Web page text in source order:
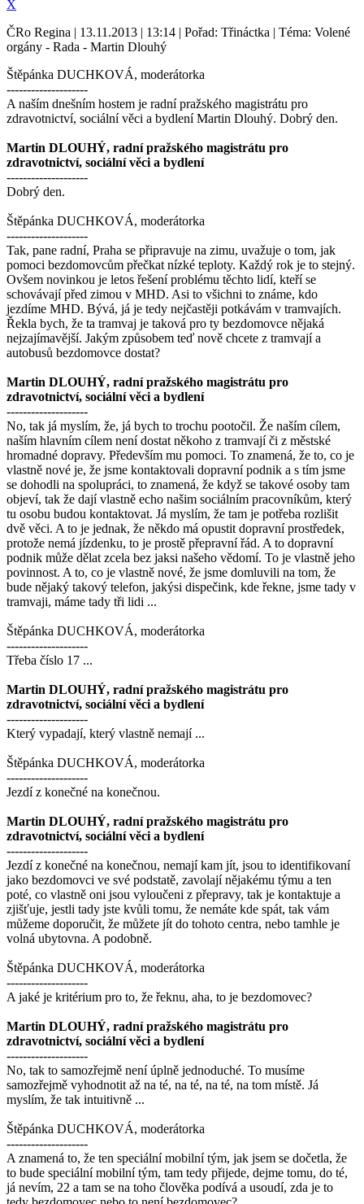
X
ČRo Regina | 13.11.2013 | 13:14 | Pořad: Třináctka | Téma: Volené
orgány - Rada - Martin Dlouhý
Štěpánka DUCHKOVÁ, moderátorka
--------------------
A naším dnešním hostem je radní pražského magistrátu pro
zdravotnictví, sociální věci a bydlení Martin Dlouhý. Dobrý den.
Martin DLOUHÝ, radní pražského magistrátu pro
zdravotnictví, sociální věci a bydlení
--------------------
Dobrý den.
Štěpánka DUCHKOVÁ, moderátorka
--------------------
Tak, pane radní, Praha se připravuje na zimu, uvažuje o tom, jak
pomoci bezdomovcům přečkat nízké teploty. Každý rok je to stejný.
Ovšem novinkou je letos řešení problému těchto lidí, kteří se
schovávají před zimou v MHD. Asi to všichni to známe, kdo
jezdíme MHD. Bývá, já je tedy nejčastěji potkávám v tramvajích.
Řekla bych, že ta tramvaj je taková pro ty bezdomovce nějaká
nejzajímavější. Jakým způsobem teď nově chcete z tramvají a
autobusů bezdomovce dostat?
Martin DLOUHÝ, radní pražského magistrátu pro
zdravotnictví, sociální věci a bydlení
--------------------
No, tak já myslím, že, já bych to trochu pootočil. Že naším cílem,
naším hlavním cílem není dostat někoho z tramvají či z městské
hromadné dopravy. Především mu pomoci. To znamená, že to, co je
vlastně nové je, že jsme kontaktovali dopravní podnik a s tím jsme
se dohodli na spolupráci, to znamená, že když se takové osoby tam
objeví, tak že dají vlastně echo našim sociálním pracovníkům, který
tu osobu budou kontaktovat. Já myslím, že tam je potřeba rozlišit
dvě věci. A to je jednak, že někdo má opustit dopravní prostředek,
protože nemá jízdenku, to je prostě přepravní řád. A to dopravní
podnik může dělat zcela bez jaksi našeho vědomí. To je vlastně jeho
povinnost. A to, co je vlastně nové, že jsme domluvili na tom, že
bude nějaký takový telefon, jakýsi dispečink, kde řekne, jsme tady v
tramvaji, máme tady tři lidi ...
Štěpánka DUCHKOVÁ, moderátorka
--------------------
Třeba číslo 17 ...
Martin DLOUHÝ, radní pražského magistrátu pro
zdravotnictví, sociální věci a bydlení
--------------------
Který vypadají, který vlastně nemají ...
Štěpánka DUCHKOVÁ, moderátorka
--------------------
Jezdí z konečné na konečnou.
Martin DLOUHÝ, radní pražského magistrátu pro
zdravotnictví, sociální věci a bydlení
--------------------
Jezdí z konečné na konečnou, nemají kam jít, jsou to identifikovaní
jako bezdomovci ve své podstatě, zavolají nějakému týmu a ten
poté, co vlastně oni jsou vyloučeni z přepravy, tak je kontaktuje a
zjišťuje, jestli tady jste kvůli tomu, že nemáte kde spát, tak vám
můžeme doporučit, že můžete jít do tohoto centra, nebo tamhle je
volná ubytovna. A podobně.
Štěpánka DUCHKOVÁ, moderátorka
--------------------
A jaké je kritérium pro to, že řeknu, aha, to je bezdomovec?
Martin DLOUHÝ, radní pražského magistrátu pro
zdravotnictví, sociální věci a bydlení
--------------------
No, tak to samozřejmě není úplně jednoduché. To musíme
samozřejmě vyhodnotit až na té, na té, na té, na tom místě. Já
myslím, že tak intuitivně ...
Štěpánka DUCHKOVÁ, moderátorka
--------------------
A znamená to, že ten speciální mobilní tým, jak jsem se dočetla, že
to bude speciální mobilní tým, tam tedy přijede, dejme tomu, do té,
já nevím, 22 a tam se na toho člověka podívá a usoudí, zda je to